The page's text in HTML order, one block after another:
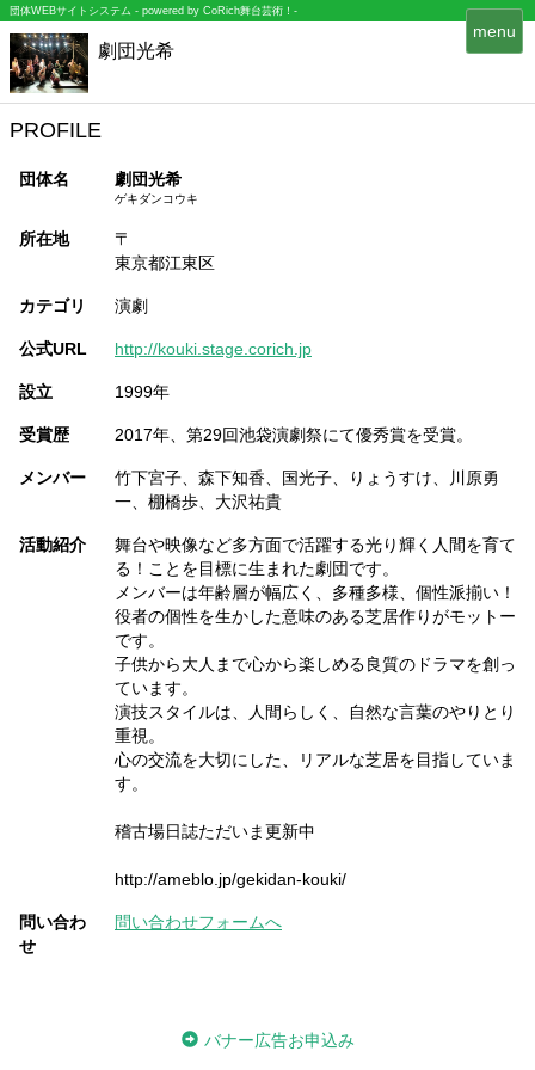
団体WEBサイトシステム - powered by CoRich舞台芸術！-
劇団光希
T
o
g
menu
PROFILE
団体名 劇団光希
ゲキダンコウキ
所在地
〒
東京都江東区
カテゴリ 演劇
公式URL http://kouki.stage.corich.jp
設立 1999年
受賞歴 2017年、第29回池袋演劇祭にて優秀賞を受賞。
メンバー
竹下宮子、森下知香、国光子、りょうすけ、川原勇
一、棚橋歩、大沢祐貴
活動紹介
舞台や映像など多方面で活躍する光り輝く人間を育て
る！ことを目標に生まれた劇団です。
メンバーは年齢層が幅広く、多種多様、個性派揃い！
役者の個性を生かした意味のある芝居作りがモットー
です。
子供から大人まで心から楽しめる良質のドラマを創っ
ています。
演技スタイルは、人間らしく、自然な言葉のやりとり
重視。
心の交流を大切にした、リアルな芝居を目指していま
す。
稽古場日誌ただいま更新中
http://ameblo.jp/gekidan-kouki/
問い合わ
せ
問い合わせフォームへ
バナー広告お申込み